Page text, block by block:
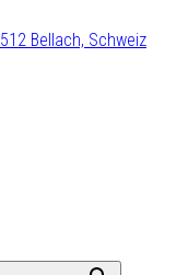
Bellach, Schweiz